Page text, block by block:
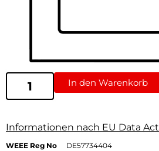
In den Warenkorb
Informationen nach EU Data Act
WEEE Reg No
DE57734404